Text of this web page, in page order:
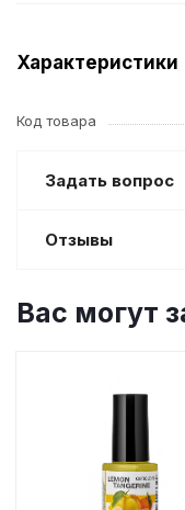
Характеристики
Код товара
Задать вопрос
Отзывы
Вас могут